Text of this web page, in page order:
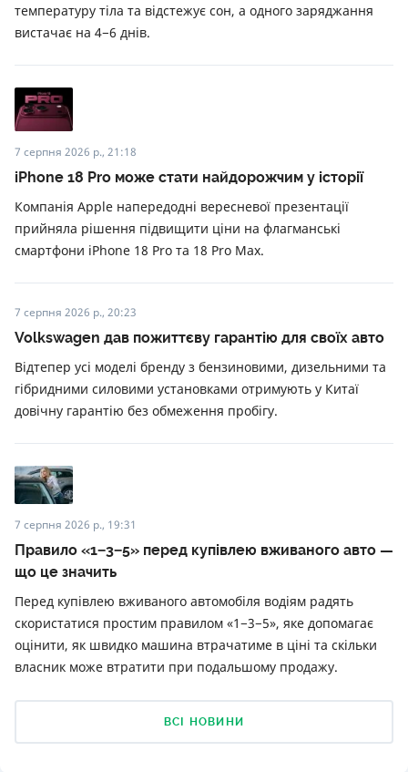
температуру тіла та відстежує сон, а одного заряджання
вистачає на 4−6 днів.
7 серпня 2026 р., 21:18
iPhone 18 Pro може стати найдорожчим у історії
Компанія Apple напередодні вересневої презентації
прийняла рішення підвищити ціни на флагманські
смартфони iPhone 18 Pro та 18 Pro Max.
7 серпня 2026 р., 20:23
Volkswagen дав пожиттєву гарантію для своїх авто
Відтепер усі моделі бренду з бензиновими, дизельними та
гібридними силовими установками отримують у Китаї
довічну гарантію без обмеження пробігу.
7 серпня 2026 р., 19:31
Правило «1−3−5» перед купівлею вживаного авто —
що це значить
Перед купівлею вживаного автомобіля водіям радять
скористатися простим правилом «1−3−5», яке допомагає
оцінити, як швидко машина втрачатиме в ціні та скільки
власник може втратити при подальшому продажу.
ВСІ НОВИНИ